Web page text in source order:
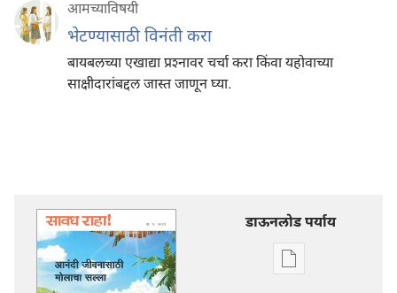
आमच्याविषयी
भेटण्यासाठी विनंती करा
बायबलच्या एखाद्या प्रश्‍नावर चर्चा करा किंवा यहोवाच्या
साक्षीदारांबद्दल जास्त जाणून घ्या.
डाऊनलोड पर्याय
डिजिटल